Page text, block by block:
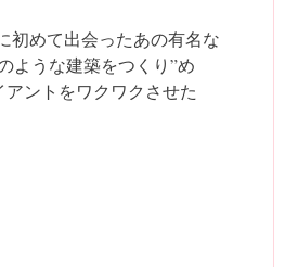
初めて出会ったあの有名な
ような建築をつくり”め
アントをワクワクさせた